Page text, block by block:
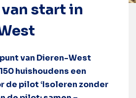
van start in
van Dieren-West
huishoudens een
de pilot ‘Isoleren zonder